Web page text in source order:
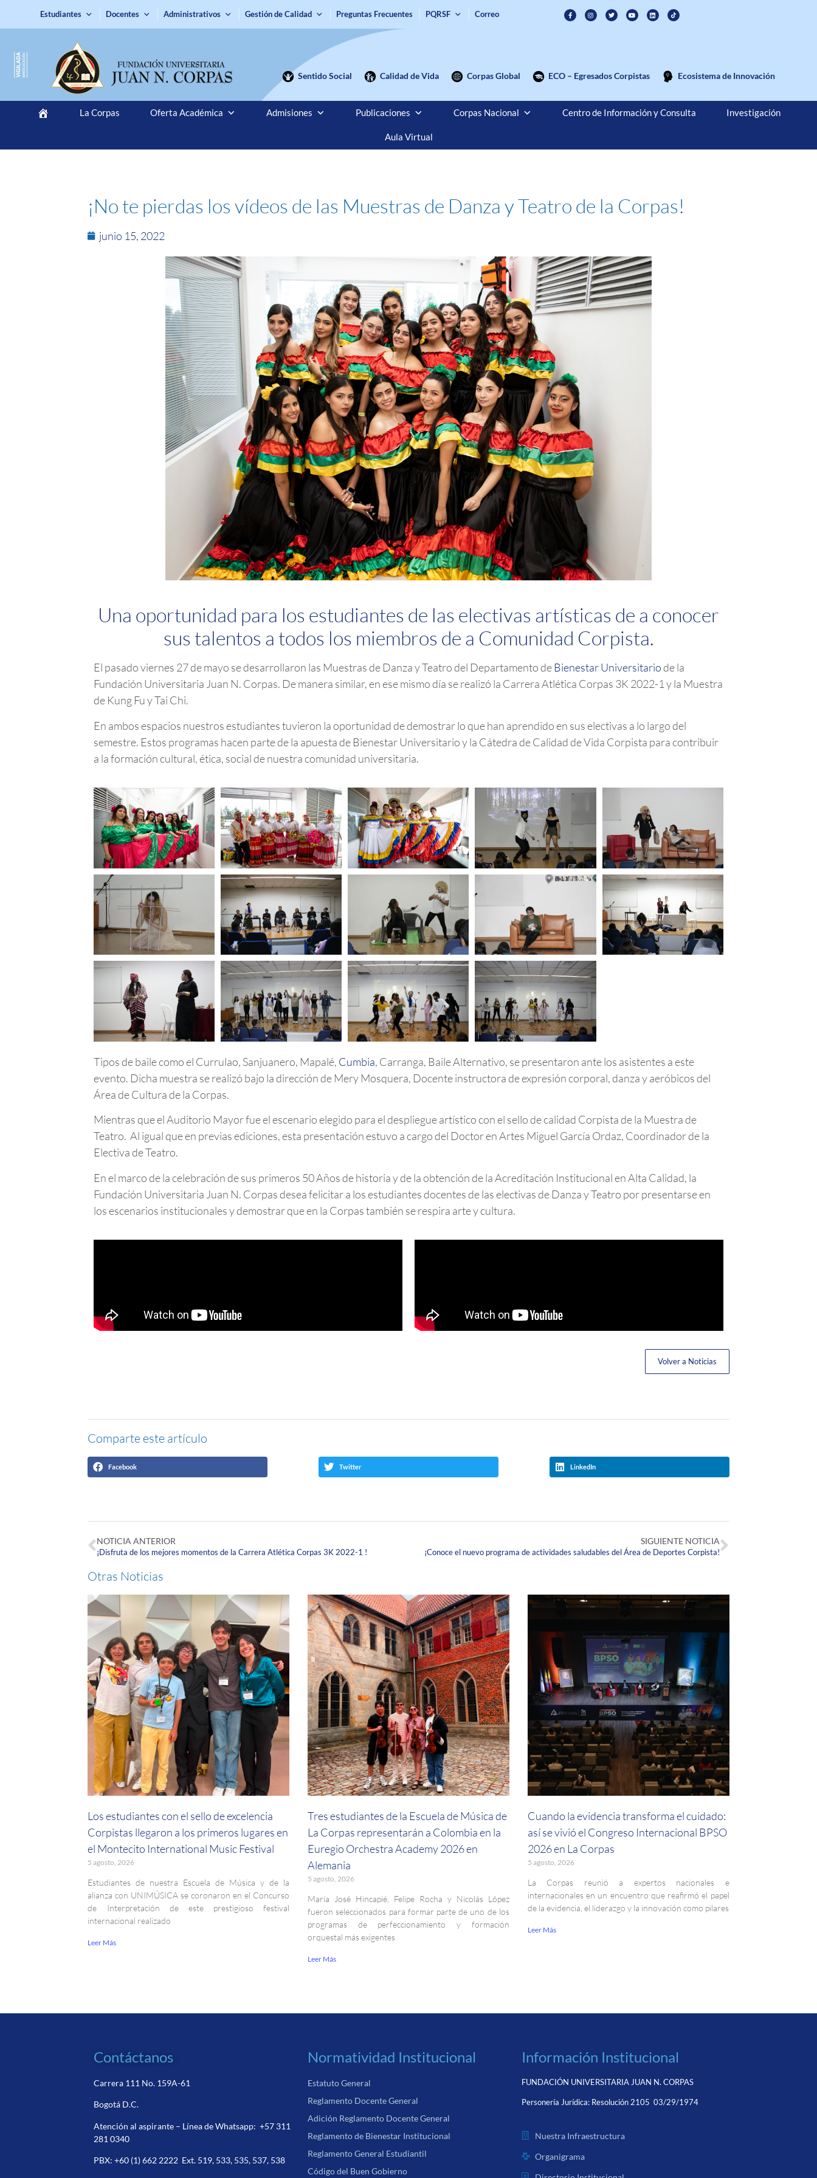
Estudiantes Docentes Administrativos Gestión de Calidad Preguntas Frecuentes PQRSF Correo
Sentido Social Calidad de Vida Corpas Global ECO – Egresados Corpistas Ecosistema de Innovación
La Corpas Oferta Académica Admisiones Publicaciones Corpas Nacional Centro de Información y Consulta Investigación
Aula Virtual
¡No te pierdas los vídeos de las Muestras de Danza y Teatro de la Corpas!
junio 15, 2022
Una oportunidad para los estudiantes de las electivas artísticas de a conocer
sus talentos a todos los miembros de a Comunidad Corpista.
El pasado viernes 27 de mayo se desarrollaron las Muestras de Danza y Teatro del Departamento deBienestar Universitariode la
Fundación Universitaria Juan N. Corpas. De manera similar, en ese mismo día se realizó la Carrera Atlética Corpas 3K 2022-1 y la Muestra
de Kung Fu y Tai Chi.
En ambos espacios nuestros estudiantes tuvieron la oportunidad de demostrar lo que han aprendido en sus electivas a lo largo del
semestre. Estos programas hacen parte de la apuesta de Bienestar Universitario y la Cátedra de Calidad de Vida Corpista para contribuir
a la formación cultural, ética, social de nuestra comunidad universitaria.
Tipos de baile como el Currulao, Sanjuanero, Mapalé, Cumbia, Carranga, Baile Alternativo, se presentaron ante los asistentes a este
evento. Dicha muestra se realizó bajo la dirección de Mery Mosquera, Docente instructora de expresión corporal, danza y aeróbicos del
Área de Cultura de la Corpas.
Mientras que el Auditorio Mayor fue el escenario elegido para el despliegue artístico con el sello de calidad Corpista de la Muestra de
Teatro. Al igual que en previas ediciones, esta presentación estuvo a cargo del Doctor en Artes Miguel García Ordaz, Coordinador de la
Electiva de Teatro.
En el marco de la celebración de sus primeros 50 Años de historia y de la obtención de la Acreditación Institucional en Alta Calidad, la
Fundación Universitaria Juan N. Corpas desea felicitar a los estudiantes docentes de las electivas de Danza y Teatro por presentarse en
los escenarios institucionales y demostrar que en la Corpas también se respira arte y cultura.
Volver a Noticias
Comparte este artículo
Facebook Twitter LinkedIn
NOTICIA ANTERIOR
¡Disfruta de los mejores momentos de la Carrera Atlética Corpas 3K 2022-1 !
SIGUIENTE NOTICIA
¡Conoce el nuevo programa de actividades saludables del Área de Deportes Corpista!
Otras Noticias
Los estudiantes con el sello de excelencia
Corpistas llegaron a los primeros lugares en
el Montecito International Music Festival
5 agosto, 2026
Estudiantes de nuestra Escuela de Música y de la
alianza con UNIMÚSICA se coronaron en el Concurso
de Interpretación de este prestigioso festival
internacional realizado
Leer Más
Tres estudiantes de la Escuela de Música de
La Corpas representarán a Colombia en la
Euregio Orchestra Academy 2026 en
Alemania
5 agosto, 2026
María José Hincapié, Felipe Rocha y Nicolás López
fueron seleccionados para formar parte de uno de los
programas de perfeccionamiento y formación
orquestal más exigentes
Leer Más
Cuando la evidencia transforma el cuidado:
así se vivió el Congreso Internacional BPSO
2026 en La Corpas
5 agosto, 2026
La Corpas reunió a expertos nacionales e
internacionales en un encuentro que reafirmó el papel
de la evidencia, el liderazgo y la innovación como pilares
Leer Más
Contáctanos
Carrera 111 No. 159A-61
Bogotá D.C.
Atención al aspirante – Línea de Whatsapp:+57 311
281 0340
PBX:+60 (1) 662 2222 Ext. 519, 533, 535, 537, 538
Normatividad Institucional
Estatuto General
Reglamento Docente General
Adición Reglamento Docente General
Reglamento de Bienestar Institucional
Reglamento General Estudiantil
Código del Buen Gobierno
Información Institucional
FUNDACIÓN UNIVERSITARIA JUAN N. CORPAS
Personería Jurídica: Resolución 2105 03/29/1974
Nuestra Infraestructura
Organigrama